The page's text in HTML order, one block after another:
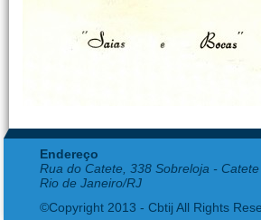
Endereço
Rua do Catete, 338 Sobreloja - Catete
Rio de Janeiro/RJ
©Copyright 2013 - Cbtij All Rights